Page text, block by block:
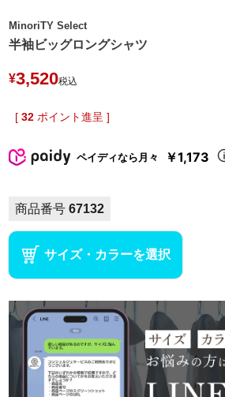
MinoriTY Select
半袖ビッグロングシャツ
¥3,520税込
[ 32 ポイント進呈 ]
ペイディなら月々 ￥1,173
商品番号 67132
サイズ・カラーを選択